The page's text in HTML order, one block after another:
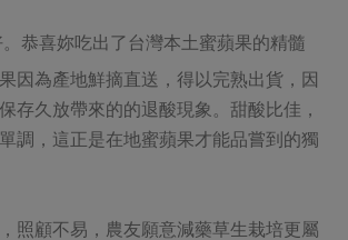
個人清潔
織品
約優惠案
年度報告
回家！
食農教育
恭喜妳吃出了台灣本土蜜蘋果的精髓
因為產地鮮摘直送，得以完熟出貨，因
存久放帶來的的退酸現象。甜酸比佳，
調，這正是在地蜜蘋果才能品嘗到的獨
照顧不易，農友願意減藥草生栽培更屬